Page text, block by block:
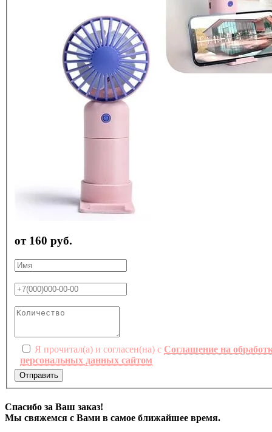
от 160 руб.
Я прочитал(а) и согласен(на) с Соглашение на
персональных данных сайтом
Отправить
Спасибо за Ваш заказ!
Мы свяжемся с Вами в самое ближайшее время.